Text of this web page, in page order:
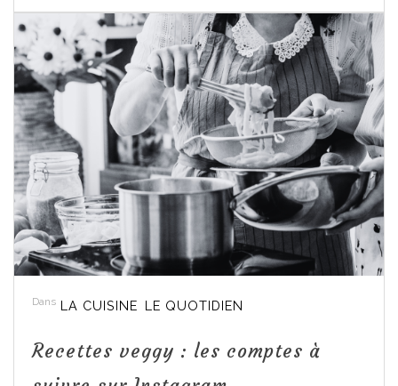
Dans LA CUISINE LE QUOTIDIEN
Recettes veggy : les comptes à